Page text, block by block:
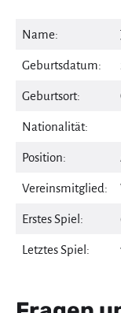
Name:
Geburtsdatum:
Geburtsort:
Nationalität:
Position:
Vereinsmitglied:
Erstes Spiel:
Letztes Spiel: